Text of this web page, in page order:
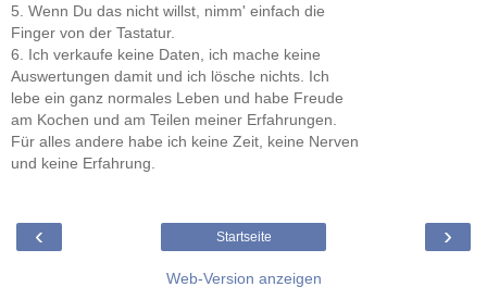
5. Wenn Du das nicht willst, nimm' einfach die
Finger von der Tastatur.
6. Ich verkaufe keine Daten, ich mache keine
Auswertungen damit und ich lösche nichts. Ich
lebe ein ganz normales Leben und habe Freude
am Kochen und am Teilen meiner Erfahrungen.
Für alles andere habe ich keine Zeit, keine Nerven
und keine Erfahrung.
‹ ›
Startseite
Web-Version anzeigen